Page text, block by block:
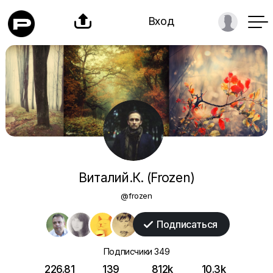
 Вход
Виталий.К. (Frozen)
@frozen
 Подписаться
Подписчики349
226.81 139 812k 10.3k